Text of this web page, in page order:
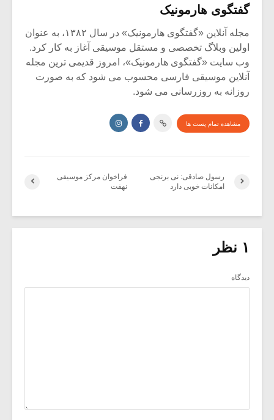
گفتگوی هارمونیک
مجله آنلاین «گفتگوی هارمونیک» در سال ۱۳۸۲، به عنوان
اولین وبلاگ تخصصی و مستقل موسیقی آغاز به کار کرد.
وب سایت «گفتگوی هارمونیک»، امروز قدیمی ترین مجله
آنلاین موسیقی فارسی محسوب می شود که به صورت
روزانه به روزرسانی می شود.
مشاهده تمام پست ها
فراخوان مرکز موسیقی
نهفت
رسول صادقی: نی برنجی
امکانات خوبی دارد
۱ نظر
دیدگاه